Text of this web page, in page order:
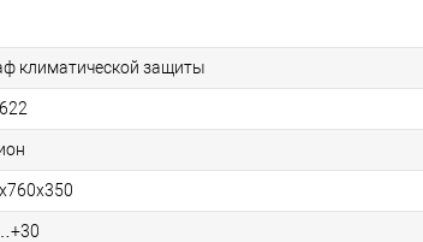
климатической защиты